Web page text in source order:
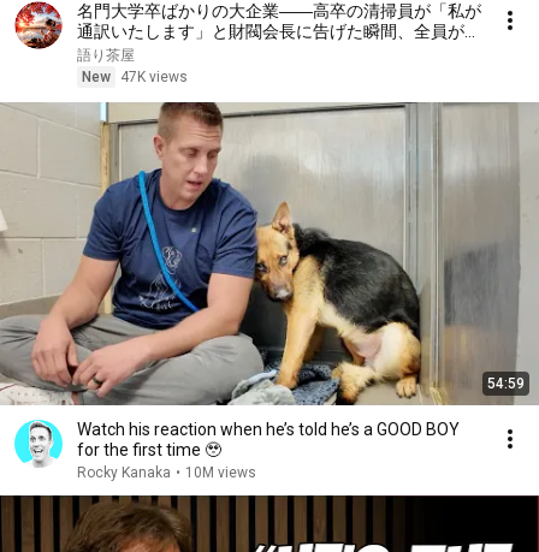
名門大学卒ばかりの大企業――高卒の清掃員が「私が
通訳いたします」と財閥会長に告げた瞬間、全員が嘲
笑した。しかし5分後、その場は静まり返った。#動
エピソード#老後の物語 #家族の物語
語り茶屋
New
47K views
54:59
Watch his reaction when he’s told he’s a GOOD BOY
for the first time 🥹
Rocky Kanaka • 10M views